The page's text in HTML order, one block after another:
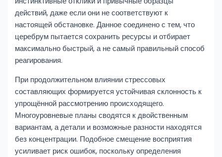
действий, даже если они не соответствуют к
настоящей обстановке. Данное соединено с тем, что
церебрум пытается сохранить ресурсы и отбирает
максимально быстрый, а не самый правильный способ
реагирования.
При продолжительном влиянии стрессовых
составляющих формируется устойчивая склонность к
упрощённой рассмотрению происходящего.
Многоуровневые планы сводятся к двойственным
вариантам, а детали и возможные разности находятся
без концентрации. Подобное смещение восприятия
усиливает риск ошибок, поскольку определения